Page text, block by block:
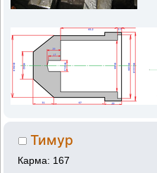
Тимур
Карма: 167